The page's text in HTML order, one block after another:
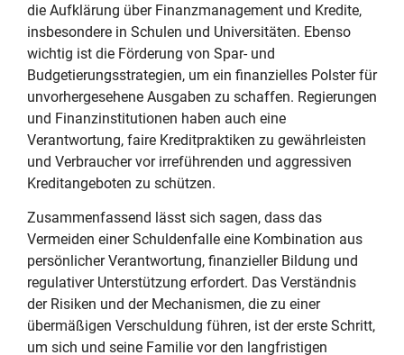
die Aufklärung über Finanzmanagement und Kredite,
insbesondere in Schulen und Universitäten. Ebenso
wichtig ist die Förderung von Spar- und
Budgetierungsstrategien, um ein finanzielles Polster für
unvorhergesehene Ausgaben zu schaffen. Regierungen
und Finanzinstitutionen haben auch eine
Verantwortung, faire Kreditpraktiken zu gewährleisten
und Verbraucher vor irreführenden und aggressiven
Kreditangeboten zu schützen.
Zusammenfassend lässt sich sagen, dass das
Vermeiden einer Schuldenfalle eine Kombination aus
persönlicher Verantwortung, finanzieller Bildung und
regulativer Unterstützung erfordert. Das Verständnis
der Risiken und der Mechanismen, die zu einer
übermäßigen Verschuldung führen, ist der erste Schritt,
um sich und seine Familie vor den langfristigen